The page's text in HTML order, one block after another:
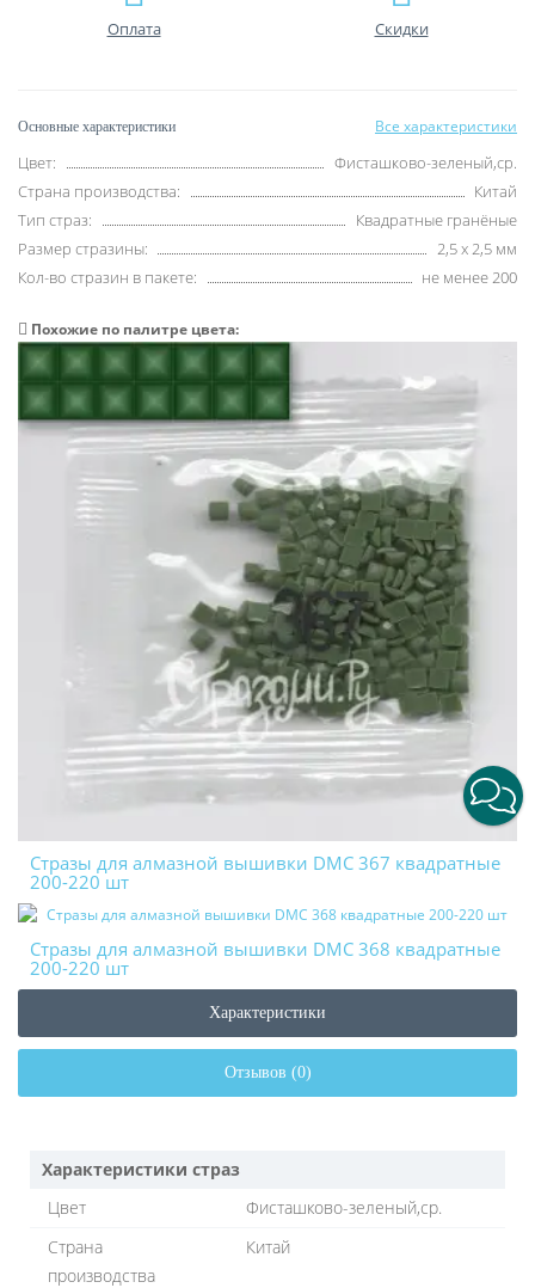
Оплата Скидки
Основные характеристики Все характеристики
Цвет:
Фисташково-зеленый,ср.
Страна производства:
Китай
Тип страз:
Квадратные гранёные
Размер стразины:
2,5 х 2,5 мм
Кол-во стразин в пакете:
не менее 200
Похожие по палитре цвета:
Стразы для алмазной вышивки DMC 367 квадратные
200-220 шт
Стразы для алмазной вышивки DMC 368 квадратные
200-220 шт
Характеристики
Отзывов (0)
Характеристики страз
Цвет
Фисташково-зеленый,ср.
Страна
производства
Китай